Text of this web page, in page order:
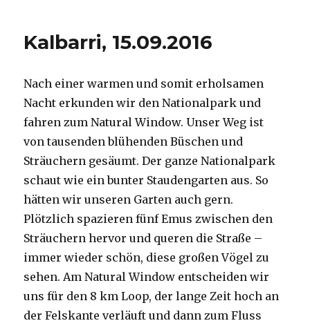
Kalbarri, 15.09.2016
Nach einer warmen und somit erholsamen
Nacht erkunden wir den Nationalpark und
fahren zum Natural Window. Unser Weg ist
von tausenden blühenden Büschen und
Sträuchern gesäumt. Der ganze Nationalpark
schaut wie ein bunter Staudengarten aus. So
hätten wir unseren Garten auch gern.
Plötzlich spazieren fünf Emus zwischen den
Sträuchern hervor und queren die Straße –
immer wieder schön, diese großen Vögel zu
sehen. Am Natural Window entscheiden wir
uns für den 8 km Loop, der lange Zeit hoch an
der Felskante verläuft und dann zum Fluss